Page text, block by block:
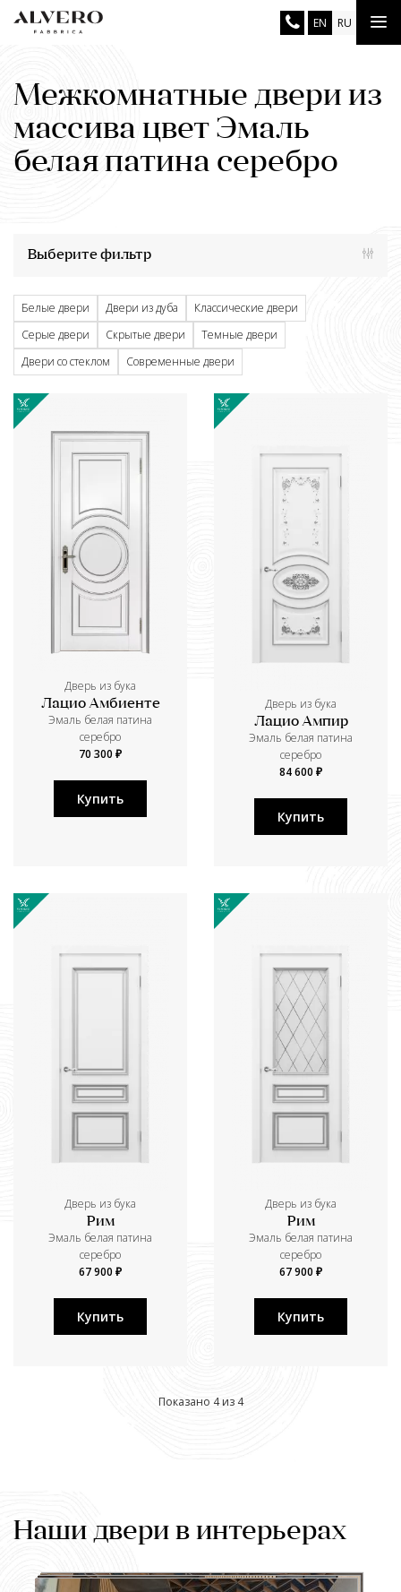
Перейти
EN RU
Межкомнатные двери из
массива цвет Эмаль
белая патина серебро
Выберите фильтр
Белые двери Двери из дуба
Классические двери
Серые двери
Скрытые двери
Темные двери
Двери со стеклом
Современные двери
Дверь из бука
Лацио Амбиенте
Эмаль белая патина
серебро
70 300 ₽
Купить
Дверь из бука
Лацио Ампир
Эмаль белая патина
серебро
84 600 ₽
Купить
Дверь из бука
Рим
Эмаль белая патина
серебро
67 900 ₽
Купить
Дверь из бука
Рим
Эмаль белая патина
серебро
67 900 ₽
Купить
Показано 4 из 4
Наши двери в интерьерах